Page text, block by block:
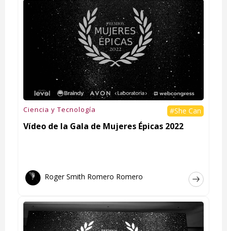
Ciencia y Tecnología #She Can
Vídeo de la Gala de Mujeres Épicas 2022
Roger Smith Romero Romero